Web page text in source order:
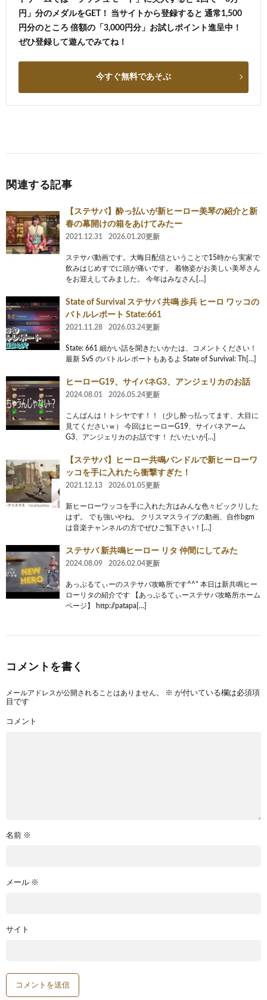
円」分のメダルをGET！ 当サイトから登録すると 通常1,500
円分のところ 倍額の「3,000円分」お試しポイント進呈中！
ぜひ登録して遊んでみてね！
今すぐ無料であそぶ
関連する記事
【ステサバ】酔っ払いが新ヒーロー美琴の紹介と新
春の幕開けの箱をあけてみたー
2021.12.31 2026.01.20更新
ステサバ動画です。大晦日配信ということで15時から実家で
飲みはじめすでに頭が痛いです。 着物姿がお美しい美琴さん
をお迎えしてみました。 今年はみなさん[…]
State of Survival ステサバ 共鳴 歩兵 ヒーロ ワッコの
バトルレポート State:661
2021.11.28 2026.03.24更新
State: 661 細かい話を聞きたいかたは、コメントください！
最新 SvS のバトルレポートもあるよ State of Survival: Th[…]
ヒーローG19、サイバネG3、アンジェリカのお話
2024.08.01 2026.05.24更新
こんばんは！トシヤです！！（少し酔っ払ってます、大目に
見てくださいｗ） 今回はヒーローG19、サイバネアーム
G3、アンジェリカのお話です！ だいたいが[…]
【ステサバ】ヒーロー共鳴バンドルで新ヒーローワ
ッコを手に入れたら衝撃すぎた！
2021.12.13 2026.01.05更新
新ヒーローワッコを手に入れた方はみんな色々ビックリした
はず。 でも強いやね。 クリスマスライブの動画、自作bgm
は音楽チャンネルの方でぜひご覧下さい！[…]
ステサバ 新共鳴ヒーロー リタ 仲間にしてみた
2024.08.09 2026.02.04更新
あっぷるてぃーのステサバ攻略所です^^* 本日は新共鳴ヒー
ローリタの紹介です 【あっぷるてぃーステサバ攻略所ホーム
ページ】 http://patapa[…]
コメントを書く
メールアドレスが公開されることはありません。 ※ が付いている欄は必須項
目です
コメント
名前 ※
メール ※
サイト